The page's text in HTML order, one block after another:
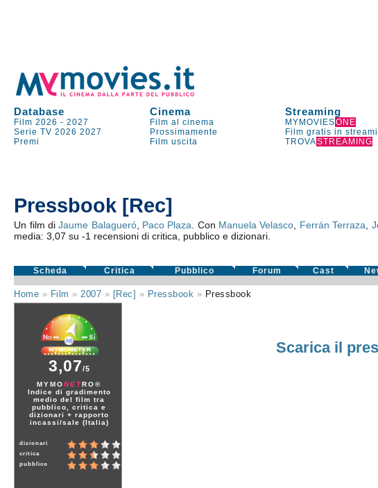
Database Cinema Streaming
Film 2026 -2027 Film al cinema MYMOVIESONE
Serie TV 2026 2027 Prossimamente Film gratis in
Premi
Film uscita TROVASTREAMING
Pressbook [Rec]
Un film diJaume Balagueró, Paco Plaza . Con Manuela Velasco Ferrán Terraza
media:3,07 su-1 recensioni di critica, pubblico e dizionari.
Scheda Critica Pubblico Forum Cast
Home » Film » 2007 » [Rec] » Pressbook » Pressbook
3,07/5
MYMONETRO®
Indice di gradimento
medio del film tra
pubblico, critica e
dizionari + rapporto
incassi/sale (Italia)
dizionari
critica
pubblico
Scarica il